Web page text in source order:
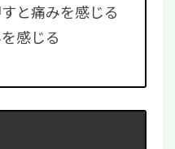
と痛みを感じる
感じる